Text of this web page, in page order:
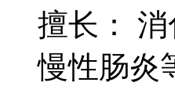
擅长：
慢性肠炎